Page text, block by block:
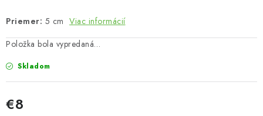
Priemer: 5 cm Viac informácií
Položka bola vypredaná…
Skladom
€8